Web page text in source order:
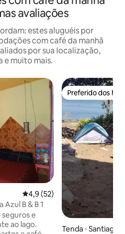
avaliações
estes aluguéis por
com café da manhã
por sua localização,
e muito mais.
4,9 de uma avaliação média
4,9 (52)
Azul B & B 1
e
ao lago.
Preferido dos
Preferido dos
Tenda ⋅ Santiago